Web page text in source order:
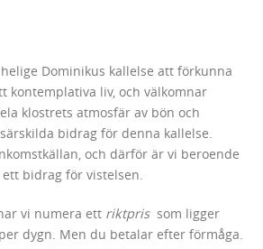
Dominikus kallelse att förkunna
kontemplativa liv, och välkomnar
klostrets atmosfär av bön och
bidrag för denna kallelse.
och därför är vi beroende
bidrag för vistelsen.
vi numera ett riktpris som ligger
dygn. Men du betalar efter förmåga.